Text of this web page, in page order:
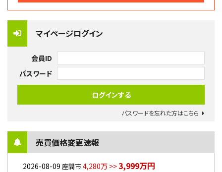
マイページログイン
会員ID
パスワード
パスワードを忘れた方はこちら
売買価格変更速報
2026-08-09 座間市4,280万 >>3,999万円